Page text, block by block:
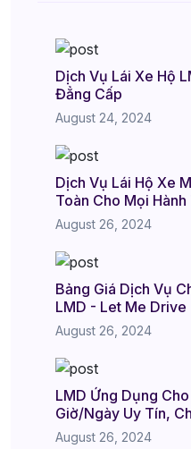
Dịch Vụ Lái Xe Hộ
Đẳng Cấp
August 24, 2024
Dịch Vụ Lái Hộ Xe
Toàn Cho Mọi Hành
August 26, 2024
Bảng Giá Dịch Vụ
LMD - Let Me Drive
August 26, 2024
LMD Ứng Dụng
Giờ/Ngày Uy Tín,
August 26, 2024